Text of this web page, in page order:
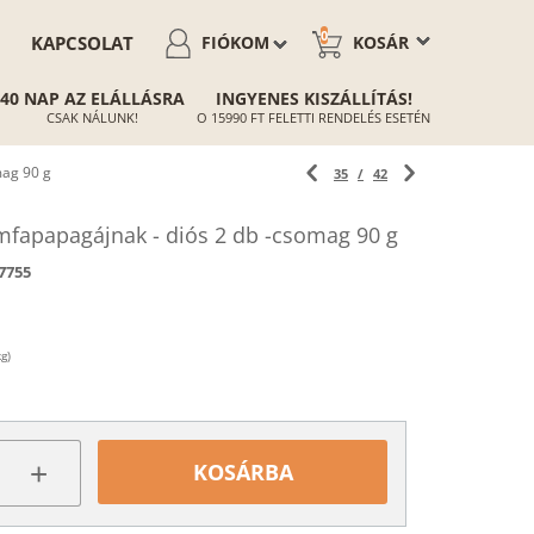
KOSÁR
0
FIÓKOM
KAPCSOLAT
40 NAP AZ ELÁLLÁSRA
CSAK NÁLUNK!
INGYENES KISZÁLLÍTÁS!
O 15990 FT FELETTI RENDELÉS ESETÉN
90 g 35 / 42
- diós 2 db -csomag 90 g
+ KOSÁRBA